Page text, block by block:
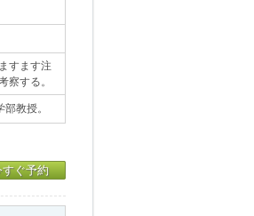
すます注
察する。
教授。
ぐ予約